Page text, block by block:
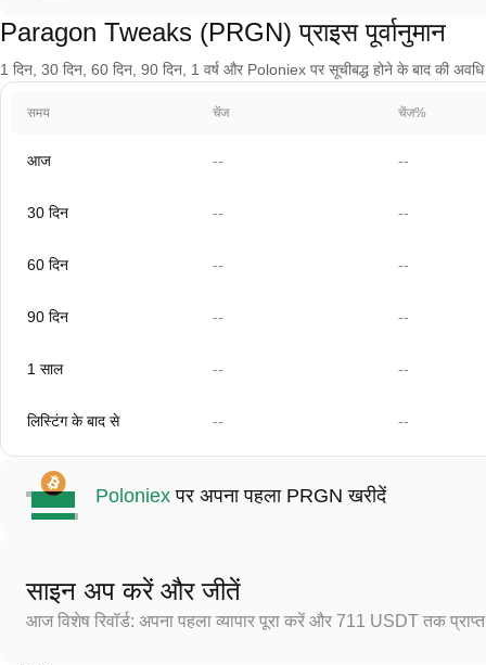
Paragon Tweaks (PRGN) प्राइस पूर्वानुमान
1 दिन, 30 दिन, 60 दिन, 90 दिन, 1 वर्ष और Poloniex पर सूचीबद्ध होने के बाद की
समय चेंज चेंज%
आज -- --
30 दिन -- --
60 दिन -- --
90 दिन -- --
1 साल -- --
लिस्टिंग के बाद से -- --
Poloniex पर अपना पहला PRGN खरीदें
साइन अप करें और जीतें
आज विशेष रिवॉर्ड: अपना पहला व्यापार पूरा करें और 711 USDT तक